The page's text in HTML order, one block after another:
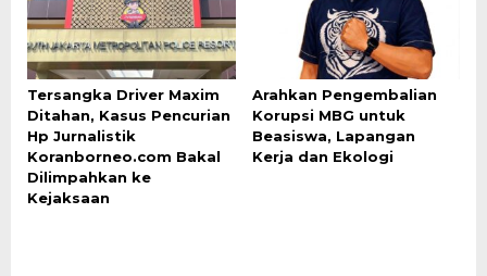
Tersangka Driver Maxim
Ditahan, Kasus Pencurian
Hp Jurnalistik
Koranborneo.com Bakal
Dilimpahkan ke
Kejaksaan
Arahkan Pengembalian
Korupsi MBG untuk
Beasiswa, Lapangan
Kerja dan Ekologi